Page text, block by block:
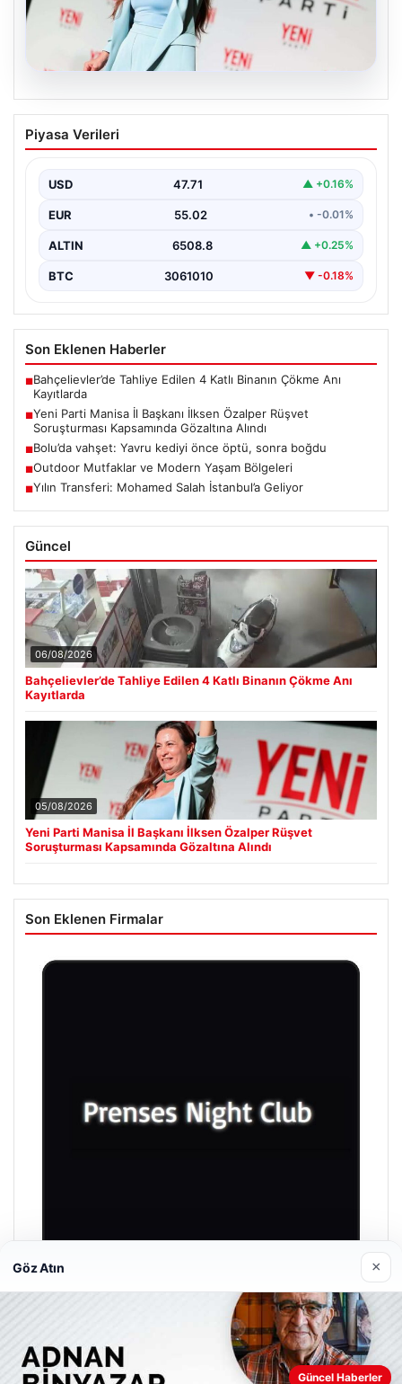
Yeni Parti Manisa İl Başkanı İlksen
Özalper Rüşvet Soruşturması
Manisa’da yürütülen önemli bir rüşvet soruşturmasında
Piyasa Verileri
USD 47.71 ▲ +0.16%
EUR 55.02 • -0.01%
ALTIN 6508.8 ▲ +0.25%
BTC 3061010 ▼ -0.18%
Son Eklenen Haberler
■Bahçelievler’de Tahliye Edilen 4 Katlı Binanın Çökme Anı
Kayıtlarda
■Yeni Parti Manisa İl Başkanı İlksen Özalper Rüşvet
Soruşturması Kapsamında Gözaltına Alındı
■Bolu’da vahşet: Yavru kediyi önce öptü, sonra boğdu
■Outdoor Mutfaklar ve Modern Yaşam Bölgeleri
■Yılın Transferi: Mohamed Salah İstanbul’a Geliyor
Güncel
06/08/2026
Bahçelievler’de Tahliye Edilen 4 Katlı Binanın Çökme Anı
Kayıtlarda
05/08/2026
Yeni Parti Manisa İl Başkanı İlksen Özalper Rüşvet
Soruşturması Kapsamında Gözaltına Alındı
Son Eklenen Firmalar
Web sitemizi nasıl kullandığınızı daha iyi anlayabilmek,
Göz Atın ×
Güncel Haberler